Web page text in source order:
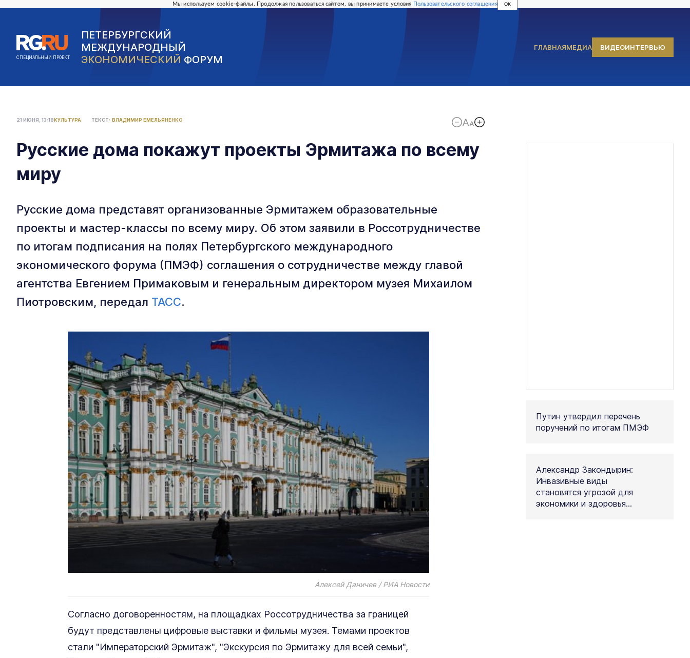
Мы используем cookie-файлы. Продолжая пользоваться сайтом, вы принимаете условия Пользовательского соглашения OK
СПЕЦИАЛЬНЫЙ ПРОЕКТ
ПЕТЕРБУРГСКИЙ
МЕЖДУНАРОДНЫЙ
ЭКОНОМИЧЕСКИЙ ФОРУМ
ГЛАВНАЯМЕДИА ВИДЕОИНТЕРВЬЮ
21 ИЮНЯ, 13:18КУЛЬТУРА ТЕКСТ: ВЛАДИМИР ЕМЕЛЬЯНЕНКО
Русские дома покажут проекты Эрмитажа по всему
миру
Русские дома представят организованные Эрмитажем образовательные
проекты и мастер-классы по всему миру. Об этом заявили в Россотрудничестве
по итогам подписания на полях Петербургского международного
экономического форума (ПМЭФ) соглашения о сотрудничестве между главой
агентства Евгением Примаковым и генеральным директором музея Михаилом
Пиотровским, передал ТАСС.
Алексей Даничев / РИА Новости
Согласно договоренностям, на площадках Россотрудничества за границей
будут представлены цифровые выставки и фильмы музея. Темами проектов
стали "Императорский Эрмитаж", "Экскурсия по Эрмитажу для всей семьи",
Путин утвердил перечень
поручений по итогам ПМЭФ
Александр Закондырин:
Инвазивные виды
становятся угрозой для
экономики и здоровья